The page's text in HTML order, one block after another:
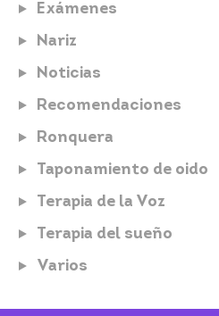
Exámenes
Nariz
Noticias
Recomendaciones
Ronquera
Taponamiento de oido
Terapia de la Voz
Terapia del sueño
Varios